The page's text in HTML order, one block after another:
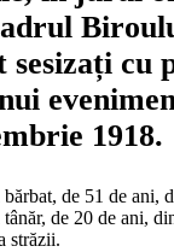
sesizați cu
1918.
bărbat, de 51 de ani,
de 20 de ani,
străzii.